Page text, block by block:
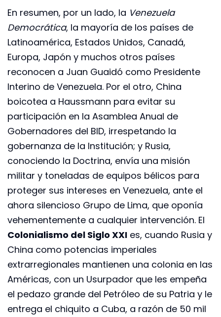
En resumen, por un lado, la Venezuela
Democrática, la mayoría de los países de
Latinoamérica, Estados Unidos, Canadá,
Europa, Japón y muchos otros países
reconocen a Juan Guaidó como Presidente
Interino de Venezuela. Por el otro, China
boicotea a Haussmann para evitar su
participación en la Asamblea Anual de
Gobernadores del BID, irrespetando la
gobernanza de la Institución; y Rusia,
conociendo la Doctrina, envía una misión
militar y toneladas de equipos bélicos para
proteger sus intereses en Venezuela, ante el
ahora silencioso Grupo de Lima, que oponía
vehementemente a cualquier intervención. El
Colonialismo del Siglo XXI es, cuando Rusia y
China como potencias imperiales
extrarregionales mantienen una colonia en las
Américas, con un Usurpador que les empeña
el pedazo grande del Petróleo de su Patria y le
entrega el chiquito a Cuba, a razón de 50 mil